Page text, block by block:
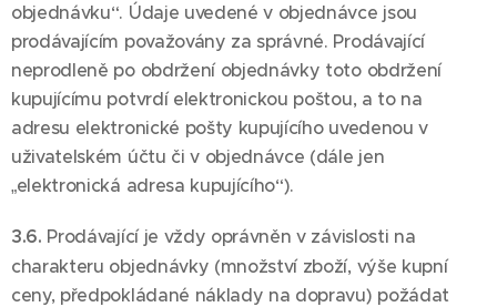
objednávku“. Údaje uvedené v objednávce jsou
prodávajícím považovány za správné. Prodávající
neprodleně po obdržení objednávky toto obdržení
kupujícímu potvrdí elektronickou poštou, a to na
adresu elektronické pošty kupujícího uvedenou v
uživatelském účtu či v objednávce (dále jen
„elektronická adresa kupujícího“).
3.6. Prodávající je vždy oprávněn v závislosti na
charakteru objednávky (množství zboží, výše kupní
ceny, předpokládané náklady na dopravu) požádat